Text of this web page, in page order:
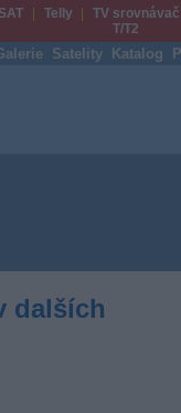
Telly
TV srovnávač
T/T2
Satelity Katalog
dalších